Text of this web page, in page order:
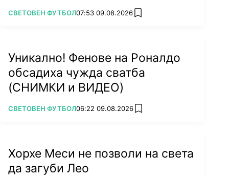
ПОВЕЧЕ ОТ
СВЕТОВЕН ФУТБОЛ07:53 09.08.2026 add favorites
Уникално! Фенове на Роналдо
обсадиха чужда сватба
(СНИМКИ и ВИДЕО)
ПОВЕЧЕ ОТ
СВЕТОВЕН ФУТБОЛ06:22 09.08.2026 add favorites
Хорхе Меси не позволи на света
да загуби Лео